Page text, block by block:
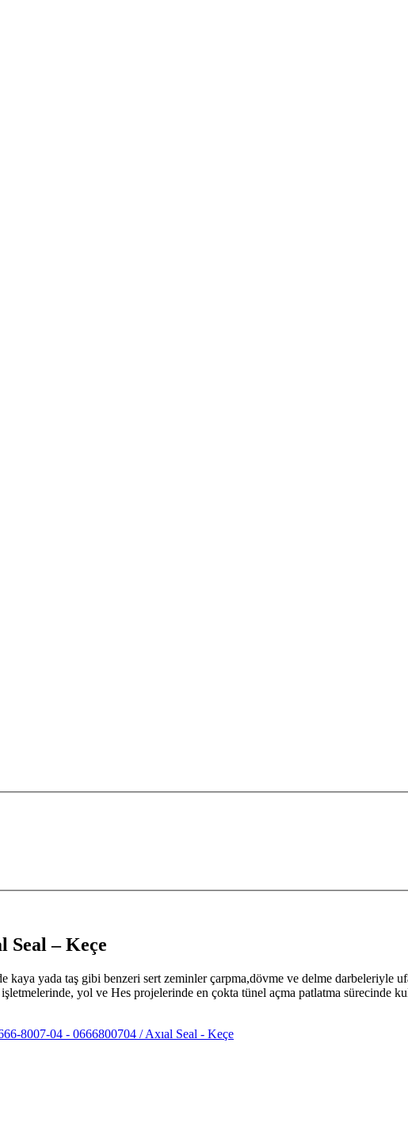
Seal – Keçe
kaya yada taş gibi benzeri sert zeminler çarpma,dövme ve delme darbeleriyle
yol ve Hes projelerinde en çokta tünel açma patlatma sürecinde
8007-04 - 0666800704 / Axıal Seal - Keçe